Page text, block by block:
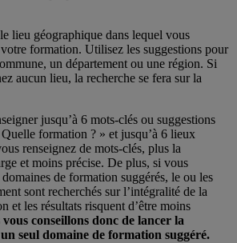
lieu géographique dans lequel vous
formation. Utilisez les suggestions pour
un département ou une région. Si
aucun lieu, la recherche se fera sur la
jusqu’à 6 mots-clés ou suggestions
formation ? » et jusqu’à 6 lieux
renseignez de mots-clés, plus la
et moins précise. De plus, si vous
domaines de formation suggérés, le ou les
sont recherchés sur l’intégralité de la
et les résultats risquent d’être moins
vous conseillons donc de lancer la
seul domaine de formation suggéré.